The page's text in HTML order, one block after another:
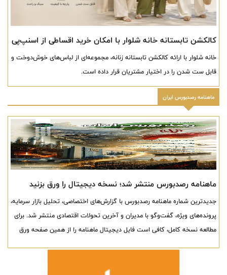
کالکشن تابستانه خانه شلوار با امکان خرید اقساطی از اسنپ‌پی
خانه شلوار با ارائه کالکشن تابستانه زنانه، مجموعه‌ای از لباس‌های خوش‌دوخت و
قابل ست شدن را در اختیار مشتریان قرار داده است.
ماهنامه رصدبورس ایران
ماهنامه رصدبورس منتشر شد؛ نسخه دیجیتال را ورق بزنید
جدیدترین شماره ماهنامه رصدبورس با گزارش‌های اختصاصی، تحلیل بازار سرمایه،
پرونده‌های ویژه، گفت‌وگو با مدیران و آخرین تحولات اقتصادی منتشر شد. برای
مطالعه نسخه کامل، کافی است فایل دیجیتال ماهنامه را از همین صفحه ورق